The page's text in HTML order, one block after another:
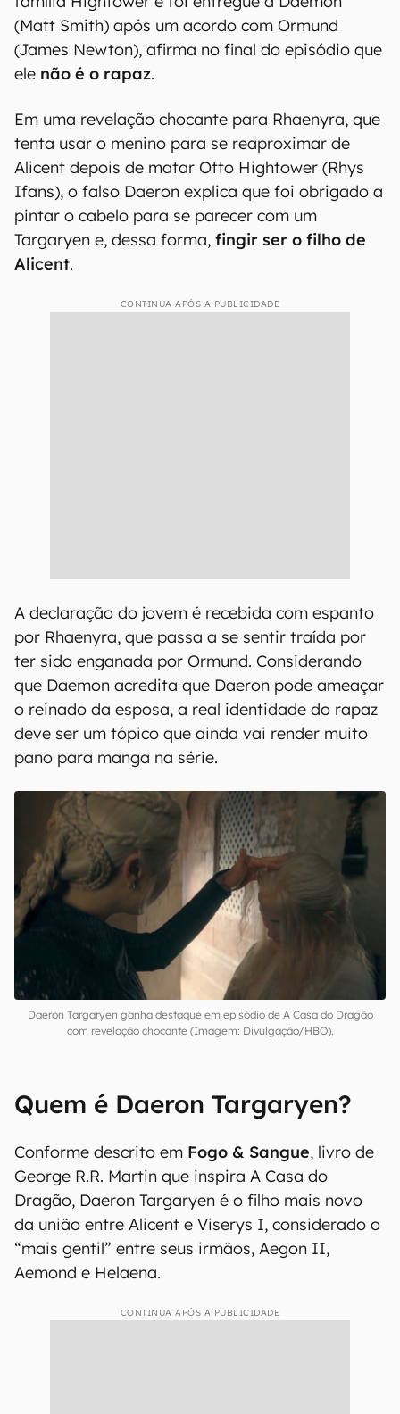
(Matt Smith) após um acordo com Ormund
(James Newton), afirma no final do episódio que
ele não é o rapaz.
Em uma revelação chocante para Rhaenyra, que
tenta usar o menino para se reaproximar de
Alicent depois de matar Otto Hightower (Rhys
Ifans), o falso Daeron explica que foi obrigado a
pintar o cabelo para se parecer com um
Targaryen e, dessa forma, fingir ser o filho de
Alicent.
CONTINUA APÓS A PUBLICIDADE
A declaração do jovem é recebida com espanto
por Rhaenyra, que passa a se sentir traída por
ter sido enganada por Ormund. Considerando
que Daemon acredita que Daeron pode ameaçar
o reinado da esposa, a real identidade do rapaz
deve ser um tópico que ainda vai render muito
pano para manga na série.
Daeron Targaryen ganha destaque em episódio de A Casa do Dragão
com revelação chocante (Imagem: Divulgação/HBO).
Quem é Daeron Targaryen?
Conforme descrito em Fogo & Sangue, livro de
George R.R. Martin que inspira A Casa do
Dragão, Daeron Targaryen é o filho mais novo
da união entre Alicent e Viserys I, considerado o
“mais gentil” entre seus irmãos, Aegon II,
Aemond e Helaena.
CONTINUA APÓS A PUBLICIDADE